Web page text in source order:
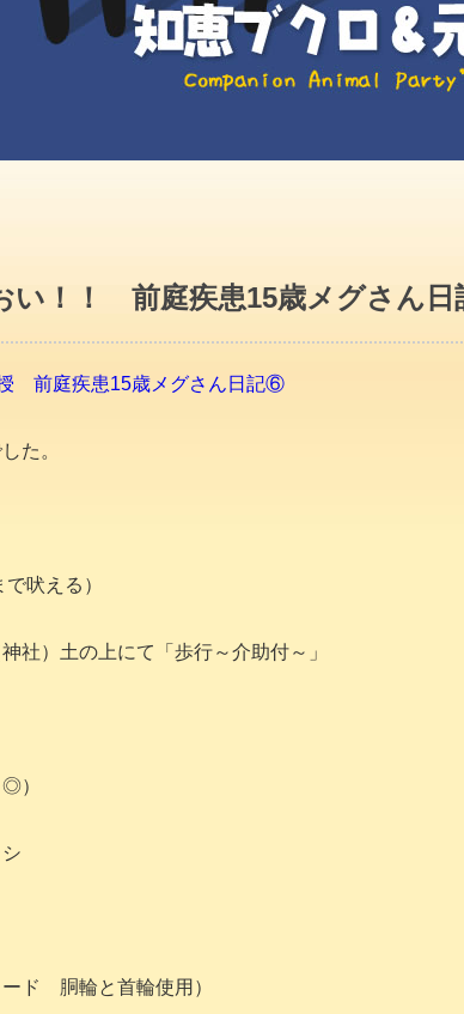
い！！ 前庭疾患15歳メグさん
授 前庭疾患15歳メグさん日記⑥
た。
吠える）
）土の上にて「歩行～介助付～」
）
ド 胴輪と首輪使用）